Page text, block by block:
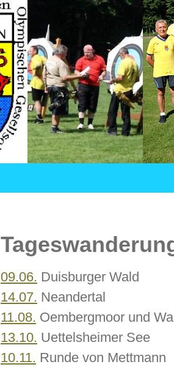
09.06. Duisburger Wald
14.07. Neandertal
11.08. Oembergmoor und
13.10. Uettelsheimer See
10.11. Runde von Mettmann